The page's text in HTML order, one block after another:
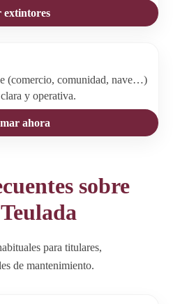
extintores
(comercio, comunidad, nave…)
y operativa.
ahora
sobre
para titulares,
de mantenimiento.